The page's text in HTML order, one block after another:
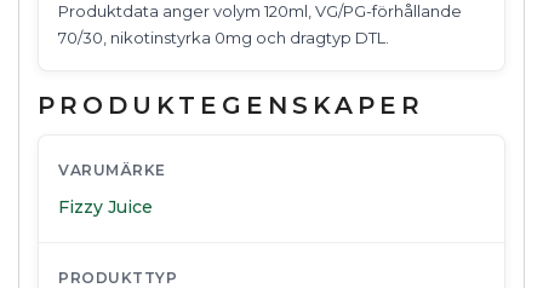
Produktdata anger volym 120ml, VG/PG-förhållande
70/30, nikotinstyrka 0mg och dragtyp DTL.
PRODUKTEGENSKAPER
VARUMÄRKE
Fizzy Juice
PRODUKTTYP